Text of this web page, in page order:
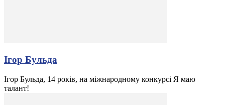
Ігор Бульда
Ігор Бульда, 14 років, на міжнародному конкурсі Я маю
талант!